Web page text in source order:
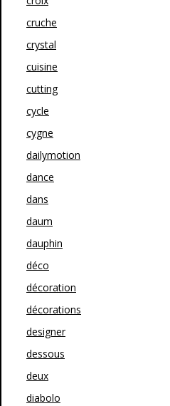
cruche
crystal
cuisine
cutting
cycle
cygne
dailymotion
dance
dans
daum
dauphin
déco
décoration
décorations
designer
dessous
deux
diabolo